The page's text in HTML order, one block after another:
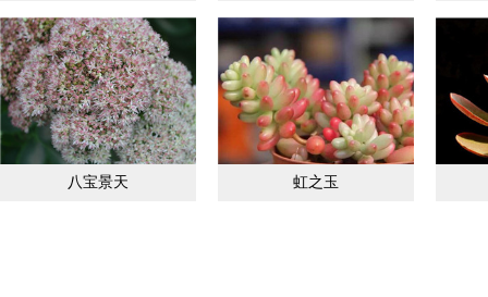
八宝景天 虹之玉